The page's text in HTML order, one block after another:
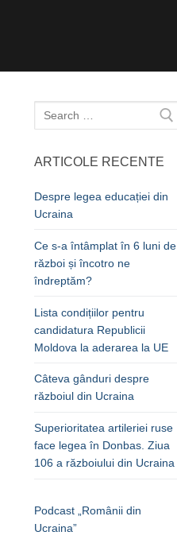
Caută
după:
ARTICOLE RECENTE
Despre legea educației din
Ucraina
Ce s-a întâmplat în 6 luni de
război și încotro ne
îndreptăm?
Lista condițiilor pentru
candidatura Republicii
Moldova la aderarea la UE
Câteva gânduri despre
războiul din Ucraina
Superioritatea artileriei ruse
face legea în Donbas. Ziua
106 a războiului din Ucraina
Podcast „Românii din
Ucraina”